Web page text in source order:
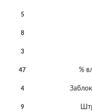
5
8
3
47 %
4
9